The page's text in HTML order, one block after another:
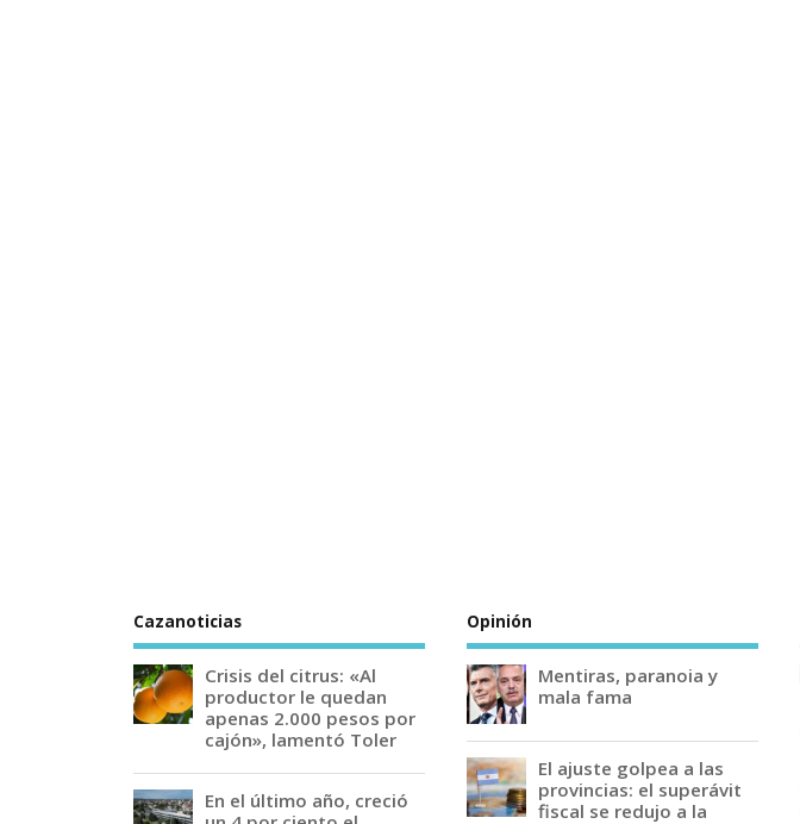
Cazanoticias
Crisis del citrus: «Al
productor le quedan
apenas 2.000 pesos por
cajón», lamentó Toler
En el último año, creció
Opinión
Mentiras, paranoia y
mala fama
El ajuste golpea a las
provincias: el superávit
fiscal se redujo a la